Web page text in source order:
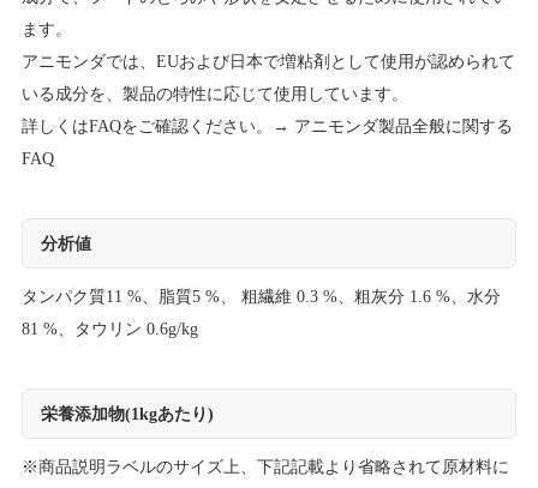
ます。
アニモンダでは、EUおよび日本で増粘剤として使用が認められて
いる成分を、製品の特性に応じて使用しています。
詳しくはFAQをご確認ください。→ アニモンダ製品全般に関する
FAQ
分析値
タンパク質11 %、脂質5 %、 粗繊維 0.3 %、粗灰分 1.6 %、水分
81 %、タウリン 0.6g/kg
栄養添加物(1kgあたり)
※商品説明ラベルのサイズ上、下記記載より省略されて原材料に